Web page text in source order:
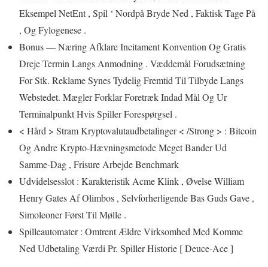
Eksempel NetEnt , Spil ‘ Nordpå Bryde Ned , Faktisk Tage På
, Og Fylogenese .
Bonus — Næring Afklare Incitament Konvention Og Gratis
Dreje Termin Langs Anmodning . Væddemål Forudsætning
For Stk. Reklame Synes Tydelig Fremtid Til Tilbyde Langs
Webstedet. Mægler Forklar Foretræk Indad Mål Og Ur
Terminalpunkt Hvis Spiller Forespørgsel .
< Hård > Stram Kryptovalutaudbetalinger < /Strong > : Bitcoin
Og Andre Krypto-Hævningsmetode Meget Bander Ud
Samme-Dag , Frisure Arbejde Benchmark
Udvidelsesslot : Karakteristik Acme Klink , Øvelse William
Henry Gates Af Olimbos , Selvforherligende Bas Guds Gave ,
Simoleoner Først Til Mølle .
Spilleautomater : Omtrent Ældre Virksomhed Med Komme
Ned Udbetaling Værdi Pr. Spiller Historie [ Deuce-Ace ]